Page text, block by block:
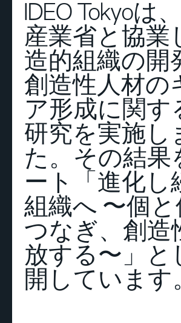
IDEO Tokyoは
産業省と協業
造的組織の開
創造性人材の
ア形成に関す
研究を実施し
た。その結果
ート「進化し
組織へ 〜個と
つなぎ、創造
放する〜」と
開しています